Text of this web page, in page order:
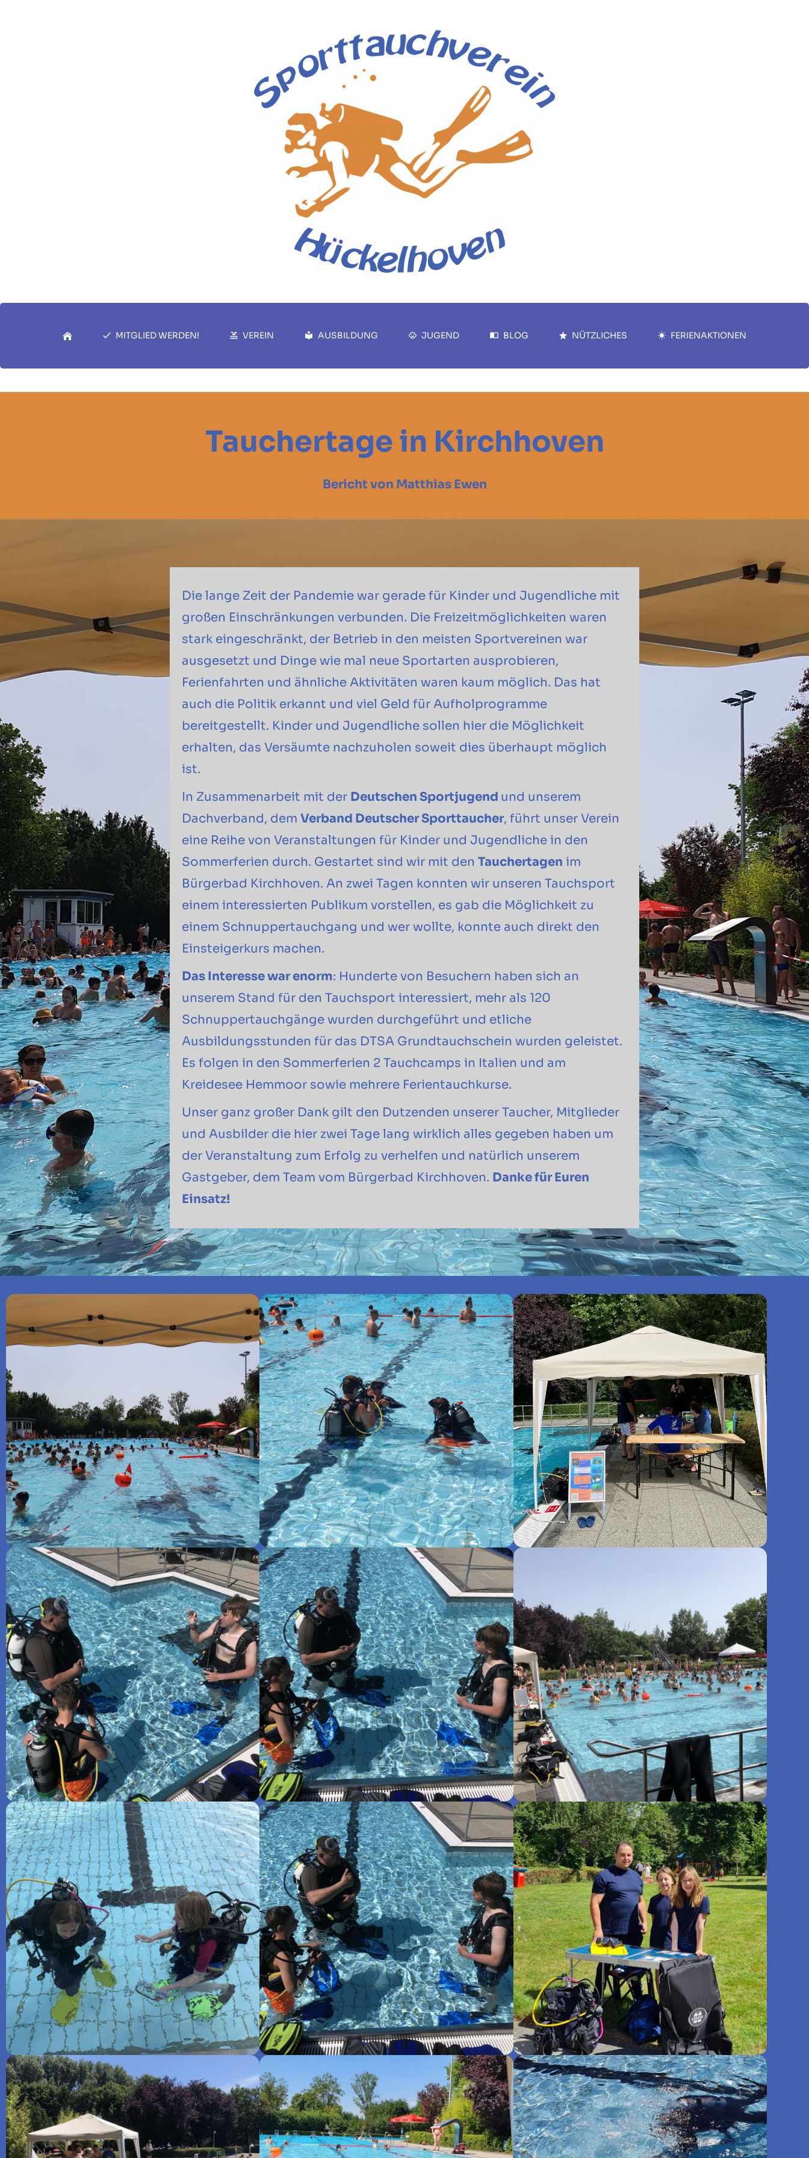
MITGLIED WERDEN! VEREIN AUSBILDUNG JUGEND BLOG NÜTZLICHES FERIENAKTIONEN
Tauchertage in Kirchhoven
Bericht von Matthias Ewen
Die lange Zeit der Pandemie war gerade für Kinder und Jugendliche mit
großen Einschränkungen verbunden. Die Freizeitmöglichkeiten waren
stark eingeschränkt, der Betrieb in den meisten Sportvereinen war
ausgesetzt und Dinge wie mal neue Sportarten ausprobieren,
Ferienfahrten und ähnliche Aktivitäten waren kaum möglich. Das hat
auch die Politik erkannt und viel Geld für Aufholprogramme
bereitgestellt. Kinder und Jugendliche sollen hier die Möglichkeit
erhalten, das Versäumte nachzuholen soweit dies überhaupt möglich
ist.
In Zusammenarbeit mit der Deutschen Sportjugend und unserem
Dachverband, dem Verband Deutscher Sporttaucher, führt unser Verein
eine Reihe von Veranstaltungen für Kinder und Jugendliche in den
Sommerferien durch. Gestartet sind wir mit den Tauchertagen im
Bürgerbad Kirchhoven. An zwei Tagen konnten wir unseren Tauchsport
einem interessierten Publikum vorstellen, es gab die Möglichkeit zu
einem Schnuppertauchgang und wer wollte, konnte auch direkt den
Einsteigerkurs machen.
Das Interesse war enorm: Hunderte von Besuchern haben sich an
unserem Stand für den Tauchsport interessiert, mehr als 120
Schnuppertauchgänge wurden durchgeführt und etliche
Ausbildungsstunden für das DTSA Grundtauchschein wurden geleistet.
Es folgen in den Sommerferien 2 Tauchcamps in Italien und am
Kreidesee Hemmoor sowie mehrere Ferientauchkurse.
Unser ganz großer Dank gilt den Dutzenden unserer Taucher, Mitglieder
und Ausbilder die hier zwei Tage lang wirklich alles gegeben haben um
der Veranstaltung zum Erfolg zu verhelfen und natürlich unserem
Gastgeber, dem Team vom Bürgerbad Kirchhoven. Danke für Euren
Einsatz!